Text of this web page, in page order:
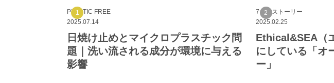
PLASTIC FREE
2025.07.14
日焼け止めとマイクロプラスチック問
題｜洗い流される成分が環境に与える
影響
7つのストーリー
2025.02.25
Ethical&SEA（
にしている「オ
ー」